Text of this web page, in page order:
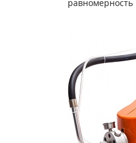
равномерность
ФИЛЬТРОВ